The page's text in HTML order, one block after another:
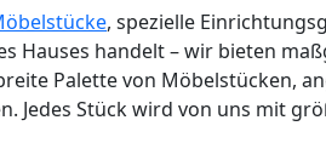
, spezielle
Hauses handelt – wir bieten
Palette von Möbelstücken,
Jedes Stück wird von uns mit